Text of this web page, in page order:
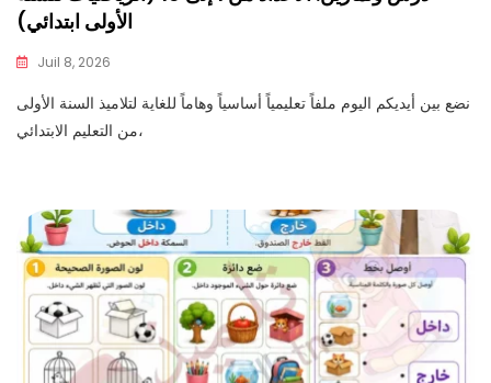
الأولى ابتدائي)
Juil 8, 2026
نضع بين أيديكم اليوم ملفاً تعليمياً أساسياً وهاماً للغاية لتلاميذ السنة الأولى
من التعليم الابتدائي،